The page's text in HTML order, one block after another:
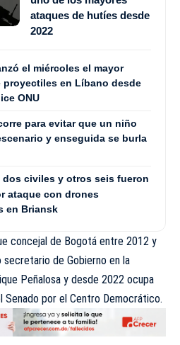
ataques de hutíes desde
2022
el miércoles el mayor
proyectiles en Líbano desde
ONU
para evitar que un niño
y enseguida se burla
dos civiles y otros seis fueron
ataque con drones
en Briansk
concejal de Bogotá entre 2012 y
secretario de Gobierno en la
Peñalosa y desde 2022 ocupa
Senado por el Centro Democrático.